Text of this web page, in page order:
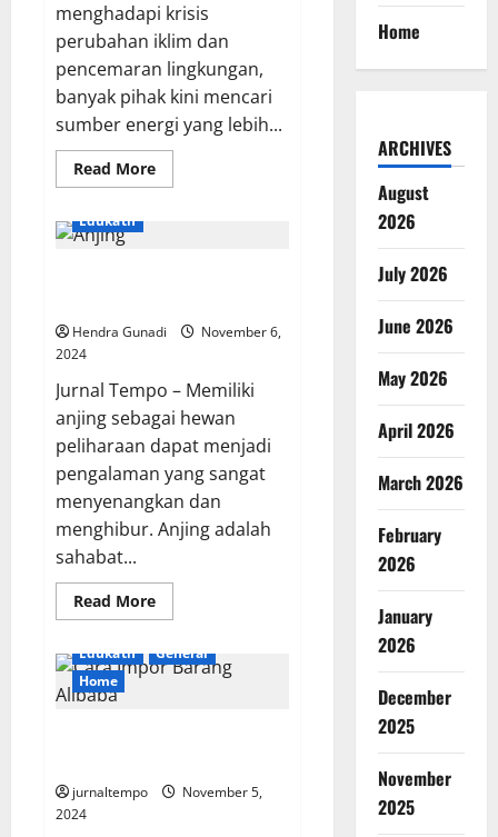
menghadapi krisis
perubahan iklim dan
pencemaran lingkungan,
banyak pihak kini mencari
sumber energi yang lebih...
Read MoreRead
more
Edukatif
Hendra Gunadi
November 6,
2024
Jurnal Tempo – Memiliki
anjing sebagai hewan
peliharaan dapat menjadi
pengalaman yang sangat
menyenangkan dan
menghibur. Anjing adalah
sahabat...
Read MoreRead
more
Mudah
Merawat
Edukatif
General
Home
jurnaltempo
November 5,
2024
Home
ARCHIVES
August
2026
July 2026
June 2026
May 2026
April 2026
March 2026
February
2026
January
2026
December
2025
November
2025